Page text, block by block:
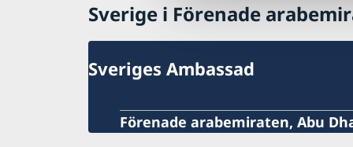
Sverige i Förenade
Sveriges Ambassad
Förenade arabemiraten, Abu